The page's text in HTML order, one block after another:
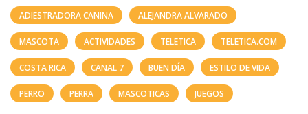
ADIESTRADORA CANINA ALEJANDRA ALVARADO
MASCOTA ACTIVIDADES TELETICA TELETICA.COM
COSTA RICA CANAL 7 BUEN DÍA ESTILO DE VIDA
PERRO PERRA MASCOTICAS JUEGOS